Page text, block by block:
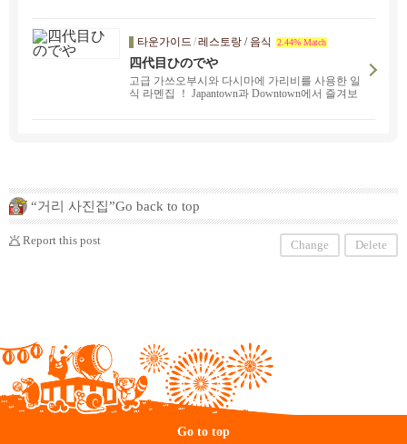
드립니다. 자산운용, 보험, 부동산, 상속 등 사람이
살아가면서 돈과 관련된 여러 가지 상황이 발생하
는데, 이에 대한 적절한 조언을 해드립니다.
타운가이드 /레스토랑 / 음식 2.44% Match
四代目ひのでや
고급 가쓰오부시와 다시마에 가리비를 사용한 일
식 라멘집 ！ Japantown과 Downtown에서 즐겨보
“거리 사진집”Go back to top
Report this post Change Delete
Go to top